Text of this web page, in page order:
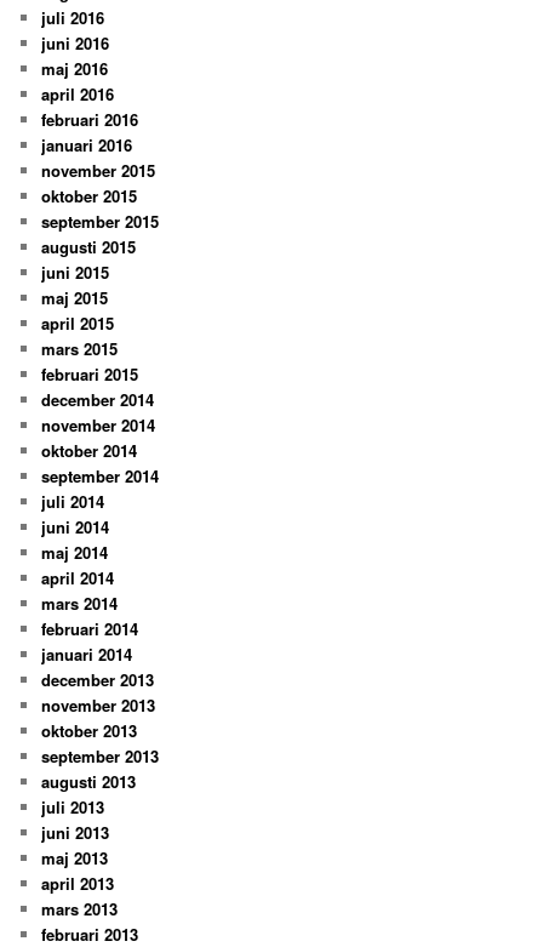
juli 2016
juni 2016
maj 2016
april 2016
februari 2016
januari 2016
november 2015
oktober 2015
september 2015
augusti 2015
juni 2015
maj 2015
april 2015
mars 2015
februari 2015
december 2014
november 2014
oktober 2014
september 2014
juli 2014
juni 2014
maj 2014
april 2014
mars 2014
februari 2014
januari 2014
december 2013
november 2013
oktober 2013
september 2013
augusti 2013
juli 2013
juni 2013
maj 2013
april 2013
mars 2013
februari 2013